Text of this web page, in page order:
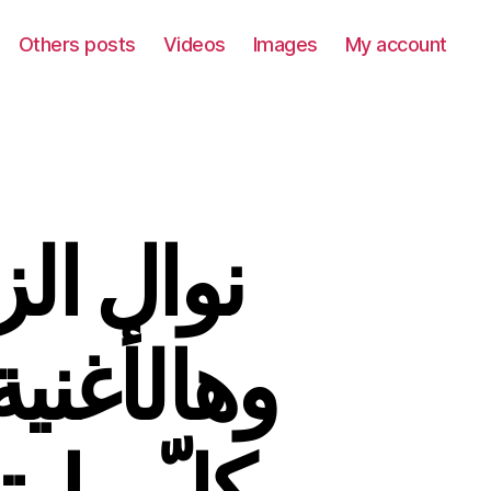
Others posts Videos Images My account
نوال